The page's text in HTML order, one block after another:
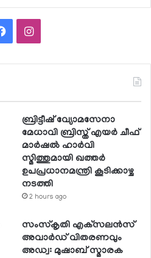
FacebookInstagram
ബ്രിട്ടീഷ് വ്യോമസേനാ
മേധാവി ബ്രിസ്ത് എയര്‍ ചീഫ്
മാര്‍ഷല്‍ ഹാര്‍വി
സ്മിത്തുമായി ഖത്തര്‍
ഉപപ്രധാനമന്ത്രി കൂടിക്കാഴ്ച
നടത്തി
2 hours ago
സംസ്‌കൃതി എക്‌സലന്‍സ്
അവാര്‍ഡ് വിതരണവും
അഡ്വ: മുഷാബ് സ്മാരക